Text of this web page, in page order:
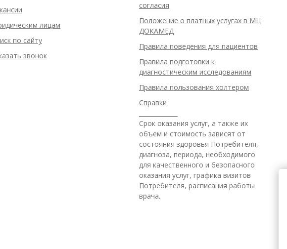
лицам
по сайту
звонок
согласия
Положение о платных услугах в МЦ
ДОКАМЕД
Правила поведения для пациентов
Правила подготовки к
диагностическим исследованиям
Правила пользования холтером
Справки
Срок оказания услуг, а также их
объем и стоимость зависят от
состояния здоровья Потребителя,
диагноза, периода, необходимого
для качественного и безопасного
оказания услуг, графика визитов
Потребителя, расписания работы
врача.